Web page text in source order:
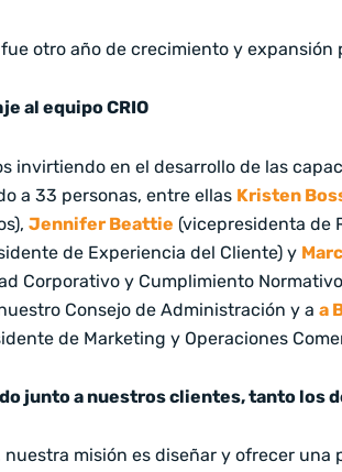
fue otro año de crecimiento y expansión
al equipo CRIO
invirtiendo en el desarrollo de las
a 33 personas, entre ellas Kristen
Jennifer Beattie (vicepresidenta de
de Experiencia del Cliente) y
Corporativo y Cumplimiento
Consejo de Administración y a a
de Marketing y Operaciones
junto a nuestros clientes, tanto los
nuestra misión es diseñar y ofrecer